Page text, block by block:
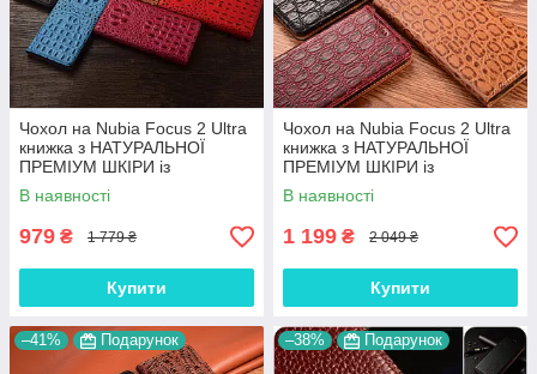
Чохол на Nubia Focus 2 Ultra
книжка з НАТУРАЛЬНОЇ
ПРЕМІУМ ШКІРИ із
підставкою протиударний
магнітний 3D "CROCOHEAD"
В наявності
979 ₴ 1 779 ₴
Купити
Чохол на Nubia Focus 2 Ultra
книжка з НАТУРАЛЬНОЇ
ПРЕМІУМ ШКІРИ із
підставкою протиударний
магнітний "JACOSA"
В наявності
1 199 ₴ 2 049 ₴
Купити
–41% Подарунок –38% Подарунок